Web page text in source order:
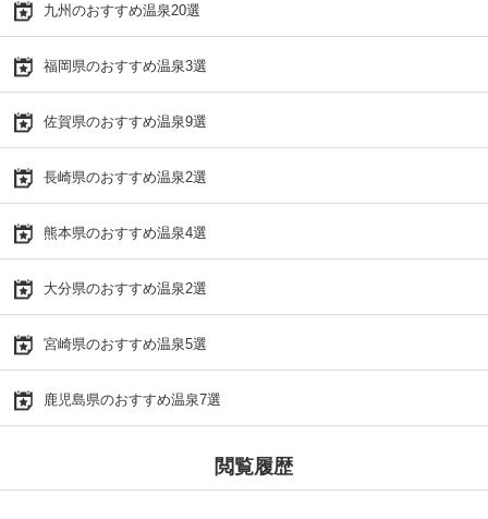
九州のおすすめ温泉20選
福岡県のおすすめ温泉3選
佐賀県のおすすめ温泉9選
長崎県のおすすめ温泉2選
熊本県のおすすめ温泉4選
大分県のおすすめ温泉2選
宮崎県のおすすめ温泉5選
鹿児島県のおすすめ温泉7選
閲覧履歴